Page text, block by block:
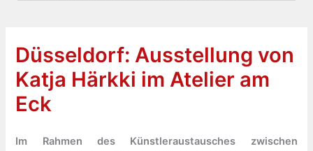
Düsseldorf: Ausstellung von
Katja Härkki im Atelier am
Eck
Im Rahmen des Künstleraustausches zwischen